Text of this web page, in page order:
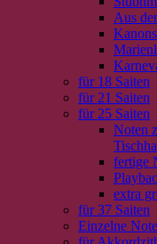
Aus
Kanons
für 18 Saiten
für 21 Saiten
für 25 Saiten
Noten
fertige
extra
für 37 Saiten
Einzelne